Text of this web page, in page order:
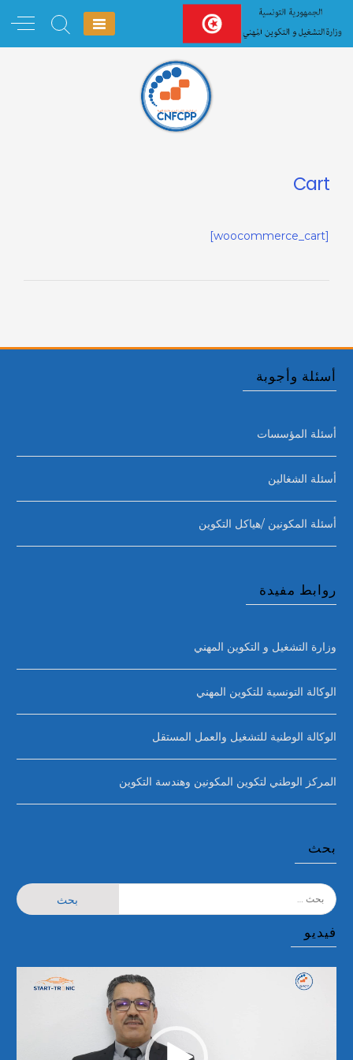
Cart
[woocommerce_cart]
أسئلة وأجوبة
أسئلة المؤسسات
أسئلة الشغالين
أسئلة المكونين /هياكل التكوين
روابط مفيدة
وزارة التشغيل و التكوين المهني
الوكالة التونسية للتكوين المهني
الوكالة الوطنية للتشغيل والعمل المستقل
المركز الوطني لتكوين المكونين وهندسة التكوين
بحث
البحث
عن:
فيديو
مشغل